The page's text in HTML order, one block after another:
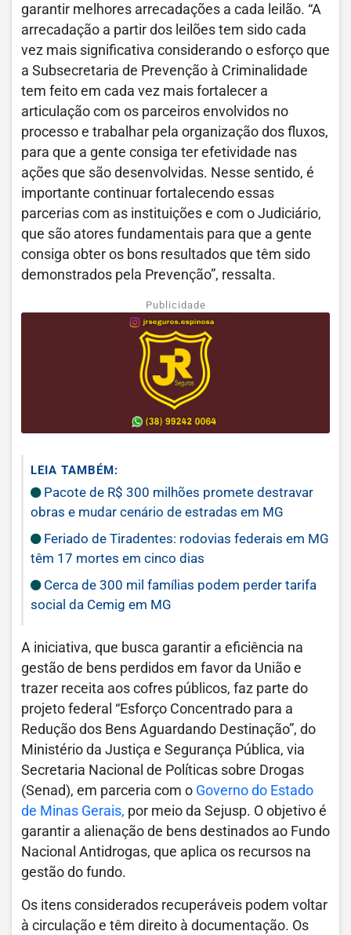
garantir melhores arrecadações a cada leilão. “A
arrecadação a partir dos leilões tem sido cada
vez mais significativa considerando o esforço que
a Subsecretaria de Prevenção à Criminalidade
tem feito em cada vez mais fortalecer a
articulação com os parceiros envolvidos no
processo e trabalhar pela organização dos fluxos,
para que a gente consiga ter efetividade nas
ações que são desenvolvidas. Nesse sentido, é
importante continuar fortalecendo essas
parcerias com as instituições e com o Judiciário,
que são atores fundamentais para que a gente
consiga obter os bons resultados que têm sido
demonstrados pela Prevenção”, ressalta.
Publicidade
LEIA TAMBÉM:
Pacote de R$ 300 milhões promete destravar
obras e mudar cenário de estradas em MG
Feriado de Tiradentes: rodovias federais em MG
têm 17 mortes em cinco dias
Cerca de 300 mil famílias podem perder tarifa
social da Cemig em MG
A iniciativa, que busca garantir a eficiência na
gestão de bens perdidos em favor da União e
trazer receita aos cofres públicos, faz parte do
projeto federal “Esforço Concentrado para a
Redução dos Bens Aguardando Destinação”, do
Ministério da Justiça e Segurança Pública, via
Secretaria Nacional de Políticas sobre Drogas
(Senad), em parceria com o Governo do Estado
de Minas Gerais, por meio da Sejusp. O objetivo é
garantir a alienação de bens destinados ao Fundo
Nacional Antidrogas, que aplica os recursos na
gestão do fundo.
Os itens considerados recuperáveis podem voltar
à circulação e têm direito à documentação. Os